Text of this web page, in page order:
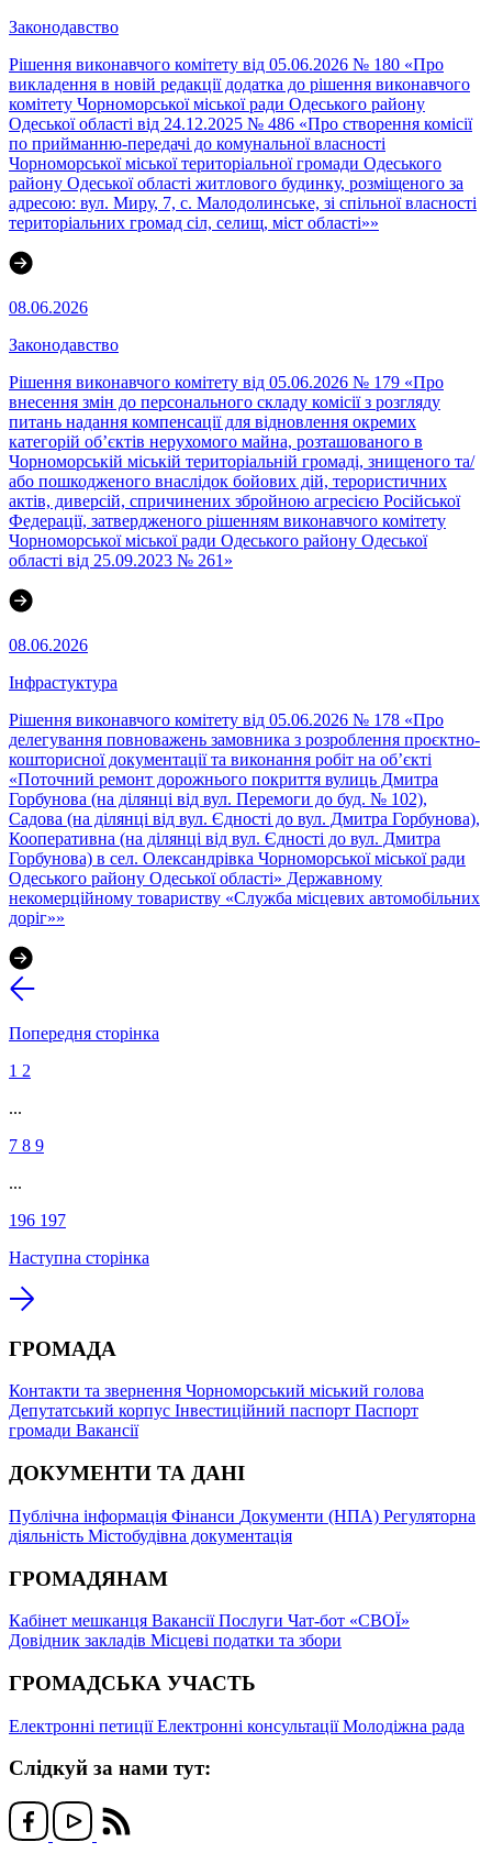
Законодавство
Рішення виконавчого комітету від 05.06.2026 № 180 «Про
викладення в новій редакції додатка до рішення виконавчого
комітету Чорноморської міської ради Одеського району
Одеської області від 24.12.2025 № 486 «Про створення комісії
по прийманню-передачі до комунальної власності
Чорноморської міської територіальної громади Одеського
району Одеської області житлового будинку, розміщеного за
адресою: вул. Миру, 7, с. Малодолинське, зі спільної власності
територіальних громад сіл, селищ, міст області»»
08.06.2026
Законодавство
Рішення виконавчого комітету від 05.06.2026 № 179 «Про
внесення змін до персонального складу комісії з розгляду
питань надання компенсації для відновлення окремих
категорій об’єктів нерухомого майна, розташованого в
Чорноморській міській територіальній громаді, знищеного та/
або пошкодженого внаслідок бойових дій, терористичних
актів, диверсій, спричинених збройною агресією Російської
Федерації, затвердженого рішенням виконавчого комітету
Чорноморської міської ради Одеського району Одеської
області від 25.09.2023 № 261»
08.06.2026
Інфрастуктура
Рішення виконавчого комітету від 05.06.2026 № 178 «Про
делегування повноважень замовника з розроблення проєктно-
кошторисної документації та виконання робіт на об’єкті
«Поточний ремонт дорожнього покриття вулиць Дмитра
Горбунова (на ділянці від вул. Перемоги до буд. № 102),
Садова (на ділянці від вул. Єдності до вул. Дмитра Горбунова),
Кооперативна (на ділянці від вул. Єдності до вул. Дмитра
Горбунова) в сел. Олександрівка Чорноморської міської ради
Одеського району Одеської області» Державному
некомерційному товариству «Служба місцевих автомобільних
доріг»»
Попередня сторінка
1 2
...
7 8 9
...
196 197
Наступна сторінка
ГРОМАДА
Контакти та звернення Чорноморський міський голова
Депутатський корпус Інвестиційний паспорт Паспорт
громади Вакансії
ДОКУМЕНТИ ТА ДАНІ
Публічна інформація Фінанси Документи (НПА) Регуляторна
діяльність Містобудівна документація
ГРОМАДЯНАМ
Кабінет мешканця ВакансіїПослуги Чат-бот «СВОЇ»
Довідник закладів Місцеві податки та збори
ГРОМАДСЬКА УЧАСТЬ
Електронні петиціїЕлектронні консультаціїМолодіжна рада
Слідкуй за нами тут: